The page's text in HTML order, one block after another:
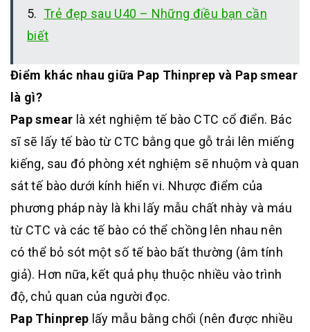
Trẻ đẹp sau U40 – Những điều bạn cần
biết
Điểm khác nhau giữa Pap Thinprep và Pap smear
là gì?
Pap smear là xét nghiệm tế bào CTC cổ điển. Bác
sĩ sẽ lấy tế bào từ CTC bằng que gỗ trải lên miếng
kiếng, sau đó phòng xét nghiệm sẽ nhuộm và quan
sát tế bào dưới kính hiển vi. Nhược điểm của
phương pháp này là khi lấy mẫu chất nhày và máu
từ CTC và các tế bào có thể chồng lên nhau nên
có thể bỏ sót một số tế bào bất thường (âm tính
giả). Hơn nữa, kết quả phụ thuộc nhiều vào trình
độ, chủ quan của người đọc.
Pap Thinprep lấy mẫu bằng chổi (nên được nhiều